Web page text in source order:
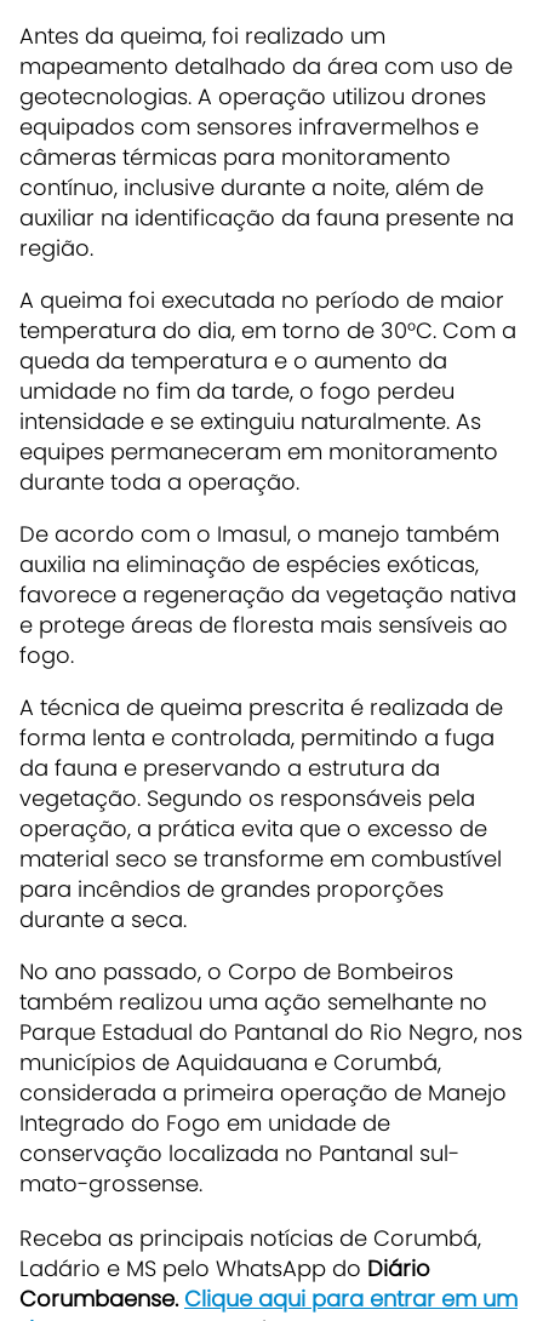
Antes da queima, foi realizado um
mapeamento detalhado da área com uso de
geotecnologias. A operação utilizou drones
equipados com sensores infravermelhos e
câmeras térmicas para monitoramento
contínuo, inclusive durante a noite, além de
auxiliar na identificação da fauna presente na
região.
A queima foi executada no período de maior
temperatura do dia, em torno de 30°C. Com a
queda da temperatura e o aumento da
umidade no fim da tarde, o fogo perdeu
intensidade e se extinguiu naturalmente. As
equipes permaneceram em monitoramento
durante toda a operação.
De acordo com o Imasul, o manejo também
auxilia na eliminação de espécies exóticas,
favorece a regeneração da vegetação nativa
e protege áreas de floresta mais sensíveis ao
fogo.
A técnica de queima prescrita é realizada de
forma lenta e controlada, permitindo a fuga
da fauna e preservando a estrutura da
vegetação. Segundo os responsáveis pela
operação, a prática evita que o excesso de
material seco se transforme em combustível
para incêndios de grandes proporções
durante a seca.
No ano passado, o Corpo de Bombeiros
também realizou uma ação semelhante no
Parque Estadual do Pantanal do Rio Negro, nos
municípios de Aquidauana e Corumbá,
considerada a primeira operação de Manejo
Integrado do Fogo em unidade de
conservação localizada no Pantanal sul-
mato-grossense.
Receba as principais notícias de Corumbá,
Ladário e MS pelo WhatsApp do Diário
Corumbaense.Clique aqui para entrar em um